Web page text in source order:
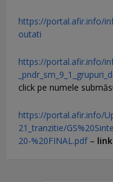
https://portal.afir.info/
outati
https://portal.afir.info/
click pe numele
https://portal.afir.info/
21_tranzitie/
20-%20FINAL.pdf–